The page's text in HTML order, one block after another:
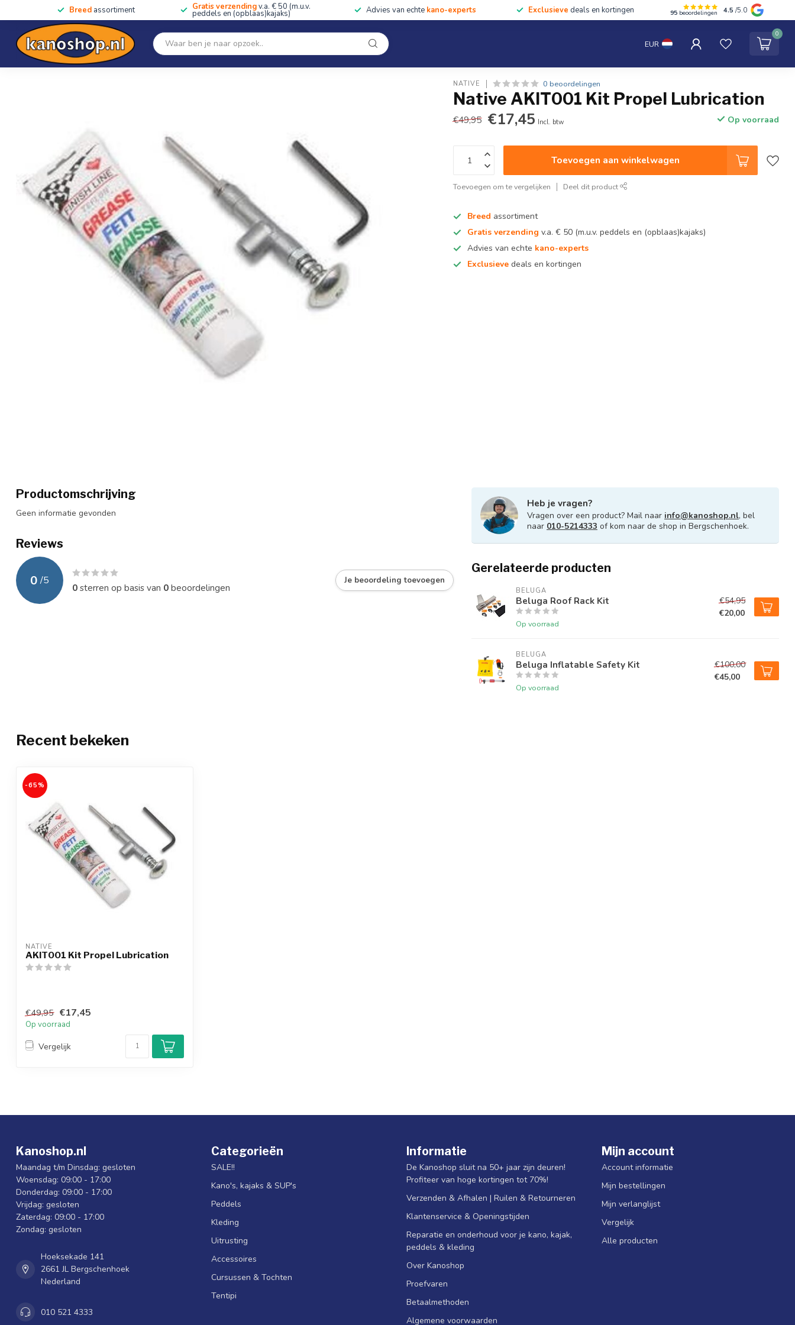
Breed assortiment Gratis verzendingv.a. € 50 (m.u.v.
peddels en (opblaas)kajaks) Advies van echte kano-experts Exclusieve deals en kortingen 95 beoordelingen 4.5 /5.0
EUR
0
SALE!! Kano's, kajaks & SUP's Peddels Kleding Uitrusting Accessoires Cursussen & Tochten Tentipi Blog Spaar punten
Contact
Onze winkel
Home AKIT001 Kit Propel Lubrication
NATIVE 0 beoordelingen
Native AKIT001 Kit Propel Lubrication
€49,95 €17,45 Incl. btw Op voorraad
Toevoegen aan winkelwagen
Toevoegen om te vergelijken Deel dit product
Breed assortiment
Gratis verzending v.a. € 50 (m.u.v. peddels en (opblaas)kajaks)
Advies van echte kano-experts
Exclusieve deals en kortingen
Productomschrijving
Geen informatie gevonden
Reviews
0 /5
0sterren op basis van 0beoordelingen
Je beoordeling toevoegen
Heb je vragen?
Vragen over een product? Mail naar info@kanoshop.nl, bel
naar 010-5214333 of kom naar de shop in Bergschenhoek.
Gerelateerde producten
BELUGA
Beluga Roof Rack Kit
Op voorraad
€54,95
€20,00
BELUGA
Beluga Inflatable Safety Kit
Op voorraad
€100,00
€45,00
Recent bekeken
-65%
NATIVE
AKIT001 Kit Propel Lubrication
€49,95 €17,45
Op voorraad
Vergelijk
Kanoshop.nl
Maandag t/m Dinsdag: gesloten
Woensdag: 09:00 - 17:00
Donderdag: 09:00 - 17:00
Vrijdag: gesloten
Zaterdag: 09:00 - 17:00
Zondag: gesloten
Hoeksekade 141
2661 JL Bergschenhoek
Nederland
010 521 4333
Categorieën
SALE!!
Kano's, kajaks & SUP's
Peddels
Kleding
Uitrusting
Accessoires
Cursussen & Tochten
Tentipi
Informatie
De Kanoshop sluit na 50+ jaar zijn deuren!
Profiteer van hoge kortingen tot 70%!
Verzenden & Afhalen | Ruilen & Retourneren
Klantenservice & Openingstijden
Reparatie en onderhoud voor je kano, kajak,
peddels & kleding
Over Kanoshop
Proefvaren
Betaalmethoden
Algemene voorwaarden
Mijn account
Account informatie
Mijn bestellingen
Mijn verlanglijst
Vergelijk
Alle producten